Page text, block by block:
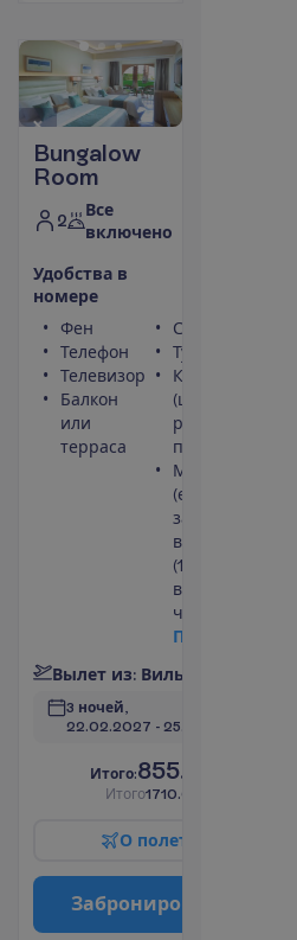
Bungalow
Room
2
Все
включено
Удобства в
номере
Фен
Телефон
Телевизор
Балкон
или
терраса
Сейф
Туалет
Кондиционер
(центральный,
работает
периодически)
Мини-бар
(ежедневно
заполняется
водой)
(1 бутылка
воды на
человека)
П
Вылет из: Виль
3 ночей,
22.02.2027 - 25.02.2027
Итого:855.00
Итого1710.00
О полет
Заброниро